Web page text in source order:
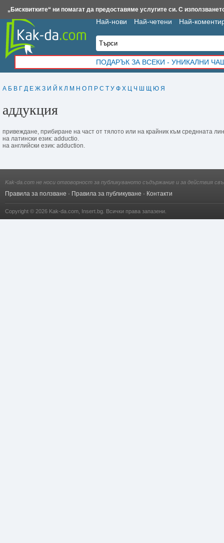
А Б В Г Д Е Ж З И Й К Л М Н О П Р С Т У Ф Х Ц Ч Ш Щ Ю Я
аддукция
привеждане, прибиране на част от тялото или на крайник към среднната
на латински език: adductio.
на английски език: adduction.
Най-нови Най-четени Най-
ПОДАРЪК ЗА ВСЕКИ - УНИКАЛНИ
Insert.bg Framar.bg Kak-da.com Iztochnik.com BauBau.bg NewAge.bg
Kak-da.com не носи отговорност за публикуваното съдържание и за действия
Правила за ползване · Правила за публикуване · Контакти
Copyright © 2026 Kak-da.com Insert.bg . Всички права запазени.
„Бисквитките“ ни помагат да предоставяме услугите си. С